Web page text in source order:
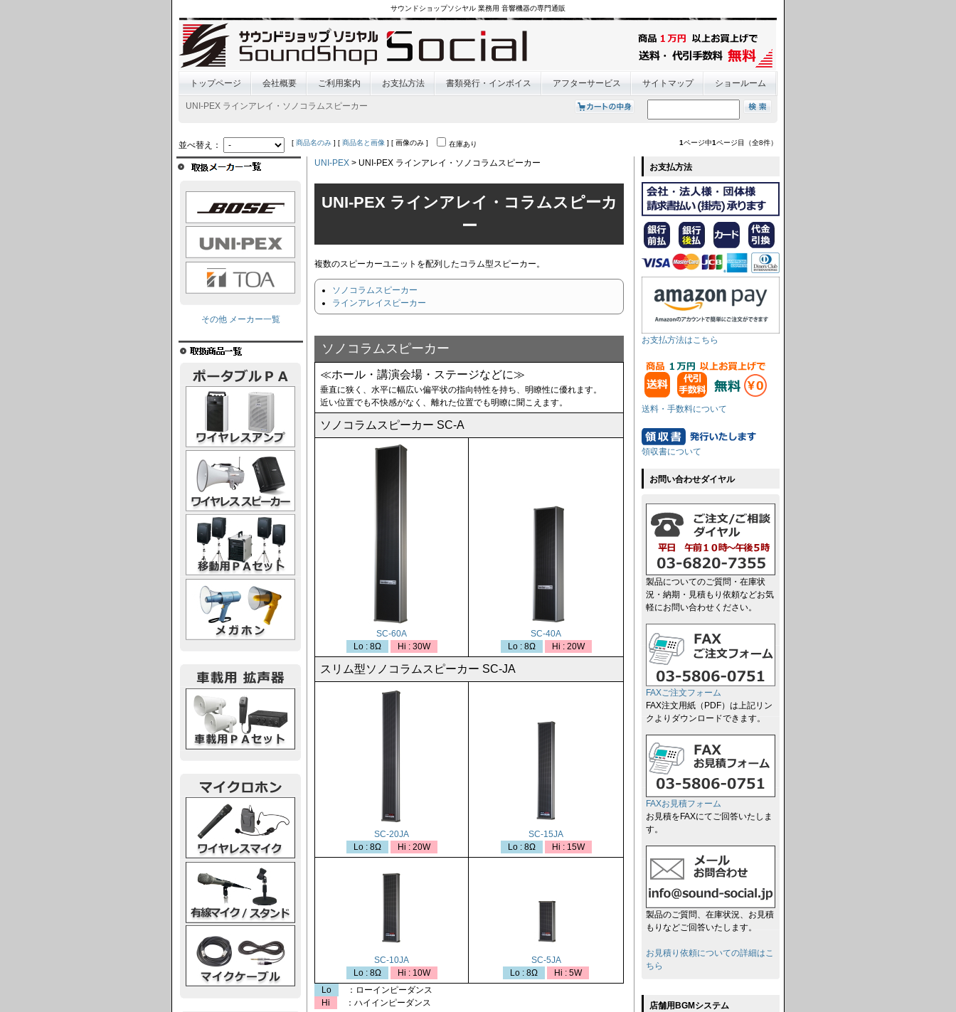
サウンドショップソシヤル 業務用 音響機器の専門通販
トップページ 会社概要 ご利用案内 お支払方法 書類発行・インボイス アフターサービス サイトマップ ショールーム
UNI-PEX ラインアレイ・ソノコラムスピーカー
並べ替え： [ 商品名のみ ] [ 商品名と画像 ] [ 画像のみ ] 在庫あり 1ページ中1ページ目（全8件）
UNI-PEX > UNI-PEX ラインアレイ・ソノコラムスピーカー
UNI-PEX ラインアレイ・コラムスピーカ
ー
複数のスピーカーユニットを配列したコラム型スピーカー。
ソノコラムスピーカー
ラインアレイスピーカー
ソノコラムスピーカー
≪ホール・講演会場・ステージなどに≫
垂直に狭く、水平に幅広い偏平状の指向特性を持ち、明瞭性に優れます。
近い位置でも不快感がなく、離れた位置でも明瞭に聞こえます。
ソノコラムスピーカー SC-A
SC-60A
Lo : 8Ω
Hi : 30W
SC-40A
Lo : 8Ω
Hi : 20W
スリム型ソノコラムスピーカー SC-JA
SC-20JA
Lo : 8Ω
Hi : 20W
SC-15JA
Lo : 8Ω
Hi : 15W
SC-10JA
Lo : 8Ω
Hi : 10W
SC-5JA
Lo : 8Ω
Hi : 5W
Lo
：ローインピーダンス
Hi
：ハイインピーダンス
その他 メーカー一覧
お支払方法
お支払方法はこちら
送料・手数料について
領収書について
お問い合わせダイヤル
製品についてのご質問・在庫状
況・納期・見積もり依頼などお気
軽にお問い合わせください。
FAXご注文フォーム
FAX注文用紙（PDF）は上記リン
クよりダウンロードできます。
FAXお見積フォーム
お見積をFAXにてご回答いたしま
す。
製品のご質問、在庫状況、お見積
もりなどご回答いたします。
お見積り依頼についての詳細はこ
ちら
店舗用BGMシステム